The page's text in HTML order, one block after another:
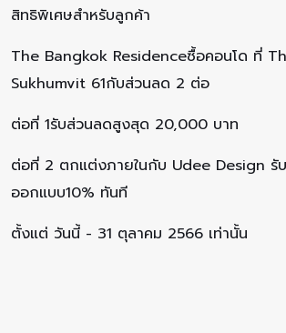
สิทธิพิเศษสำหรับลูกค้า
The Bangkok Residenceซื้อคอนโด ที่
Sukhumvit 61กับส่วนลด 2 ต่อ
ต่อที่ 1รับส่วนลดสูงสุด 20,000 บาท
ต่อที่ 2 ตกแต่งภายในกับ Udee Design รั
ออกแบบ10% ทันที
ตั้งแต่ วันนี้ - 31 ตุลาคม 2566 เท่านั้น